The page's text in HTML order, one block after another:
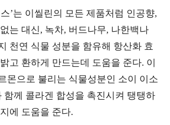
’는 이씰린의 모든 제품처럼 인공향,
없는 대신, 녹차, 버드나무, 나한백나
천연 식물 성분을 함유해 항산화 효
밝고 환하게 만드는데 도움을 준다. 이
몬으로 불리는 식물성분인 소이
이소
함께 콜라겐 합성을 촉진시켜 탱탱하
에 도움을 준다.